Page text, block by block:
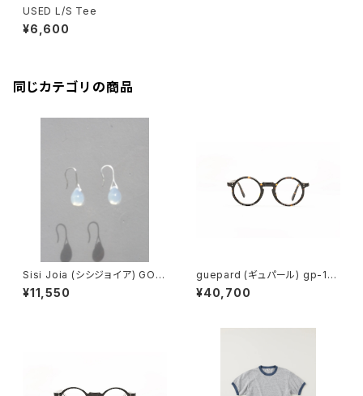
USED L/S Tee
¥6,600
同じカテゴリの商品
Sisi Joia (シシジョイア) GOT
A Mini earrings (Opaline w
hite)
¥11,550
guepard (ギュパール) gp-11
ecaille (clear lens) メガネ
¥40,700